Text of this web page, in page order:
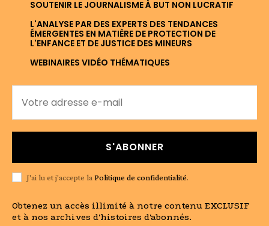
SOUTENIR LE JOURNALISME À BUT NON LUCRATIF
L'ANALYSE PAR DES EXPERTS DES TENDANCES
ÉMERGENTES EN MATIÈRE DE PROTECTION DE
L'ENFANCE ET DE JUSTICE DES MINEURS
WEBINAIRES VIDÉO THÉMATIQUES
S'ABONNER
J'ai lu et j'accepte la Politique de confidentialité.
Obtenez un accès illimité à notre contenu EXCLUSIF
et à nos archives d'histoires d'abonnés.